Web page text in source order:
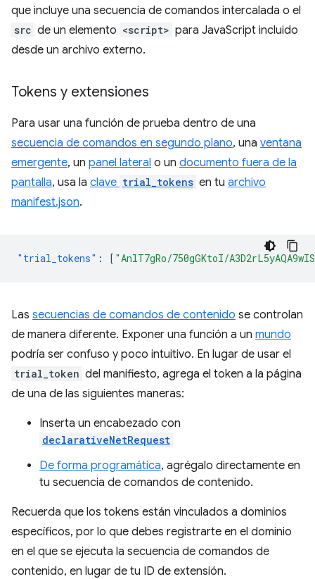
que incluye una secuencia de comandos intercalada o el
src de un elemento <script> para JavaScript incluido
desde un archivo externo.
Tokens y extensiones
Para usar una función de prueba dentro de una
secuencia de comandos en segundo plano, una ventana
emergente, un panel lateral o un documento fuera de la
pantalla, usa la clave trial_tokens en tu archivo
manifest.json.
"trial_tokens" : [ "AnlT7gRo/750gGKtoI/
Las secuencias de comandos de contenido se controlan
de manera diferente. Exponer una función a un mundo
podría ser confuso y poco intuitivo. En lugar de usar el
trial_token del manifiesto, agrega el token a la página
de una de las siguientes maneras:
Inserta un encabezado con
declarativeNetRequest
De forma programática, agrégalo directamente en
tu secuencia de comandos de contenido.
Recuerda que los tokens están vinculados a dominios
específicos, por lo que debes registrarte en el dominio
en el que se ejecuta la secuencia de comandos de
contenido, en lugar de tu ID de extensión.